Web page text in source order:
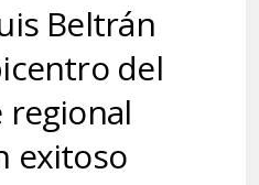
Beltrán
del
regional
exitoso